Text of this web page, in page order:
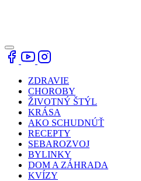
ZDRAVIE
CHOROBY
ŽIVOTNÝ ŠTÝL
KRÁSA
AKO SCHUDNÚŤ
RECEPTY
SEBAROZVOJ
BYLINKY
DOM A ZÁHRADA
KVÍZY